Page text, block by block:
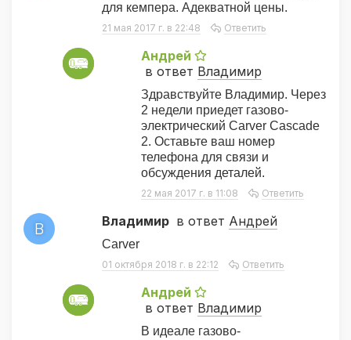
для кемпера. Адекватной цены.
21 мая 2017 г. в 22:48 Ответить
А
Андрей
в ответ Владимир
Здравствуйте Владимир. Через
2 недели приедет газово-
электрический Carver Cascade
2. Оставьте ваш номер
телефона для связи и
обсуждения деталей.
22 мая 2017 г. в 11:08 Ответить
В Владимир в ответ Андрей
Carver
01 октября 2018 г. в 22:12 Ответить
А
Андрей
в ответ Владимир
В идеале газово-